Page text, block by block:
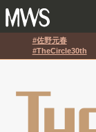
#佐野元春
#TheCircle30th